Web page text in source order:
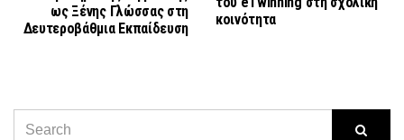
ως Ξένης Γλώσσας στη
Δευτεροβάθμια Εκπαίδευση
κοινότητα